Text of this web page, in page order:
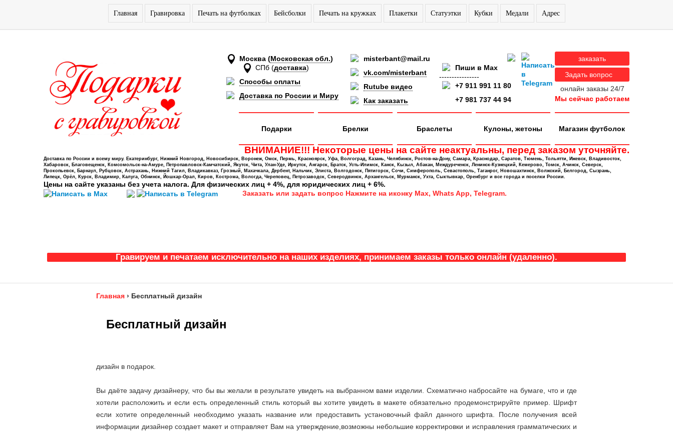
Главная Гравировка Печать на футболках Бейсболки Печать на кружках Плакетки Статуэтки Кубки Медали Адрес
Москва (Московская обл.)
СПб (доставка)
Способы оплаты
Доставка по России и Миру
misterbant@mail.ru
vk.com/misterbant
Rutube видео
Как заказать
Пиши в Max
----------------
+7 911 991 11 80
+7 981 737 44 94
заказать
Задать вопрос
онлайн заказы 24/7
Мы сейчас работаем
Магазин футболок
Кулоны, жетоны
Браслеты
Брелки
Подарки
ВНИМАНИЕ!!! Некоторые цены на сайте неактуальны, перед заказом уточняйте.
Доставка по России и всему миру. Екатеринбург, Нижний Новгород, Новосибирск, Воронеж, Омск, Пермь, Красноярск, Уфа, Волгоград, Казань, Челябинск, Ростов-на-Дону, Самара, Краснодар, Саратов, Тюмень, Тольятти, Ижевск, Владивосток,
Хабаровск, Благовещенск, Комсомольск-на-Амуре, Петропавловск-Камчатский, Якутск, Чита, Улан-Уде, Иркутск, Ангарск, Братск, Усть-Илимск, Канск, Кызыл, Абакан, Междуреченск, Ленинск-Кузнецкий, Кемерово, Томск, Ачинск, Северск,
Прокопьевск, Барнаул, Рубцовск, Астрахань, Нижний Тагил, Владикавказ, Грозный, Махачкала, Дербент, Нальчик, Элиста, Волгодонск, Пятигорск, Сочи, Симферополь, Севастополь, Таганрог, Новошахтинск, Волжский, Белгород, Сызрань,
Липецк, Орёл, Курск, Владимир, Калуга, Обнинск, Йошкар-Орал, Киров, Кострома, Вологда, Череповец, Петрозаводск, Северодвинск, Архангельск, Мурманск, Ухта, Сыктывкар, Оренбург и все города и поселки России.
Цены на сайте указаны без учета налога. Для физических лиц + 4%, для юридических лиц + 6%.
Заказать или задать вопрос Нажмите на иконку Max, Whats App, Telegram.
Гравируем и печатаем исключительно на наших изделиях, принимаем заказы только онлайн (удаленно).
Главная › Бесплатный дизайн
Бесплатный дизайн
дизайн в подарок.
Вы даёте задачу дизайнеру, что бы вы желали в результате увидеть на выбранном вами изделии. Схематично набросайте на бумаге, что и где
хотели расположить и если есть определенный стиль который вы хотите увидеть в макете обязательно продемонстрируйте пример. Шрифт
если хотите определенный необходимо указать название или предоставить установочный файл данного шрифта. После получения всей
информации дизайнер создает макет и отправляет Вам на утверждение,возможны небольшие корректировки и исправления грамматических и